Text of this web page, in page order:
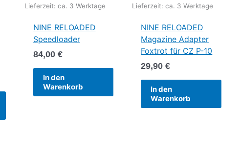
Lieferzeit: ca. 3 Werktage
NINE RELOADED
Speedloader
84,00 €
In den
Warenkorb
Lieferzeit:ca. 3 Werktage
NINE RELOADED
Magazine Adapter
Foxtrot für CZ P-10
29,90€
In den
Warenkorb